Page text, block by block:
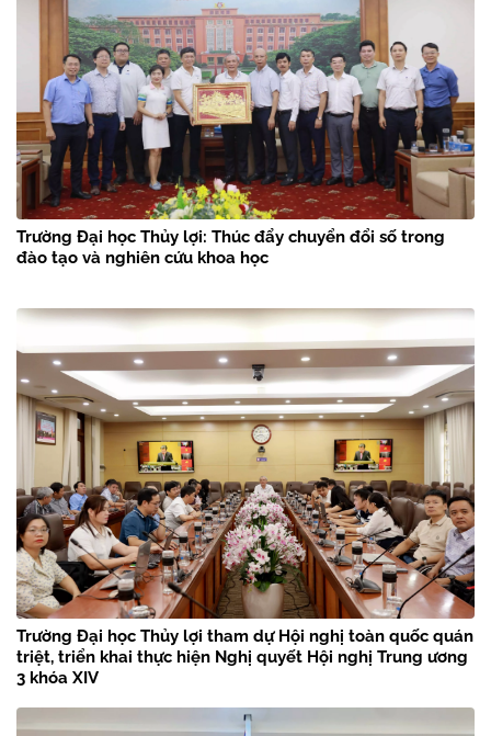
Trường Đại học Thủy lợi: Thúc đẩy chuyển đổi số trong
đào tạo và nghiên cứu khoa học
Trường Đại học Thủy lợi tham dự Hội nghị toàn quốc quán
triệt, triển khai thực hiện Nghị quyết Hội nghị Trung ương
3 khóa XIV